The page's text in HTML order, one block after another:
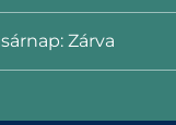
Zárva